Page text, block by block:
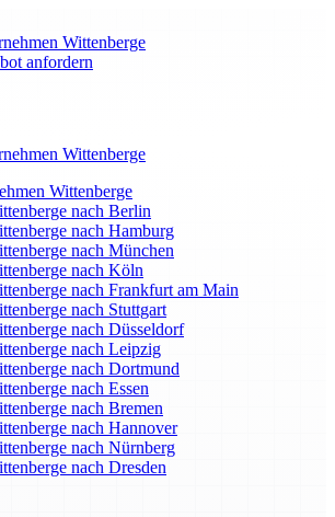
Wittenberge
anfordern
Wittenberge
Wittenberge
nach Berlin
nach Hamburg
nach München
nach Köln
nach Frankfurt am Main
nach Stuttgart
nach Düsseldorf
nach Leipzig
nach Dortmund
nach Essen
nach Bremen
nach Hannover
nach Nürnberg
nach Dresden